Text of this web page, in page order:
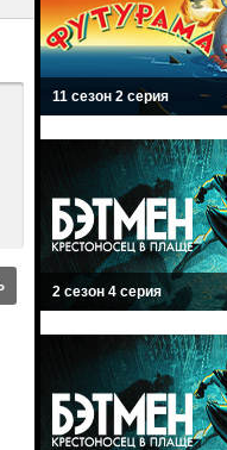
11 сезон 2 серия
2 сезон 4 серия